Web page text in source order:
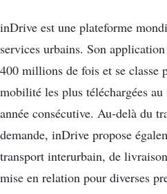
inDrive est une plateforme
services urbains. Son
400 millions de fois et se classe
mobilité les plus téléchargées
année consécutive. Au-delà du
demande, inDrive propose
transport interurbain, de
mise en relation pour diverses